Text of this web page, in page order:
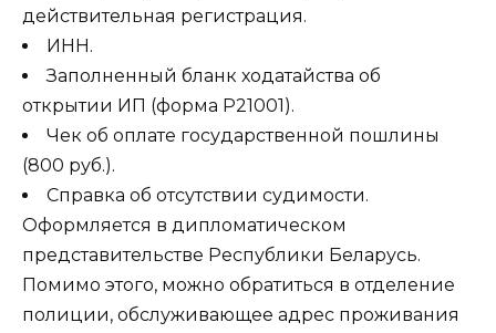
действительная регистрация.
ИНН.
Заполненный бланк ходатайства об
открытии ИП (форма Р21001).
Чек об оплате государственной пошлины
(800 руб.).
Справка об отсутствии судимости.
Оформляется в дипломатическом
представительстве Республики Беларусь.
Помимо этого, можно обратиться в отделение
полиции, обслуживающее адрес проживания